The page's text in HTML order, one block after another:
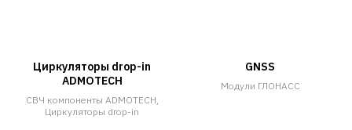
Циркуляторы drop-in
ADMOTECH
СВЧ компоненты ADMOTECH,
Циркуляторы drop-in
GNSS
Модули ГЛОНАСС